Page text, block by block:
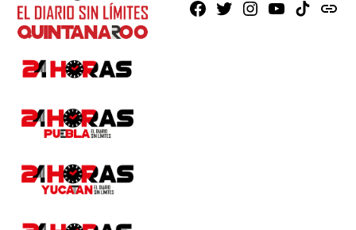
Facebook
X Instagram
YoutubeTikTokissuu